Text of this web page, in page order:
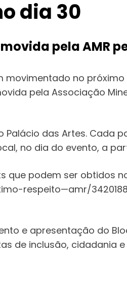
dia 30
pela AMR
no
pela Associação
das Artes. Cada
no dia do evento, a
que podem ser obtidos
respeito—amr/
e apresentação do
de inclusão, cidadania